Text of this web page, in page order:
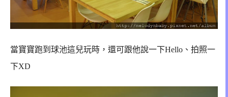
當寶寶跑到球池這兒玩時，還可跟他說一下Hello、拍照一
下XD